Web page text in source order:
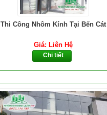
Thi Công Nhôm Kính Tại Bến Cát
Giá: Liên Hệ
Chi tiết